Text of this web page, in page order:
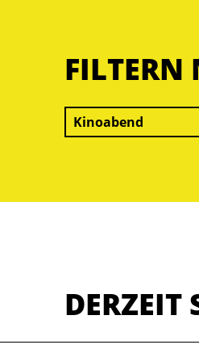
FILTERN
Kinoabend